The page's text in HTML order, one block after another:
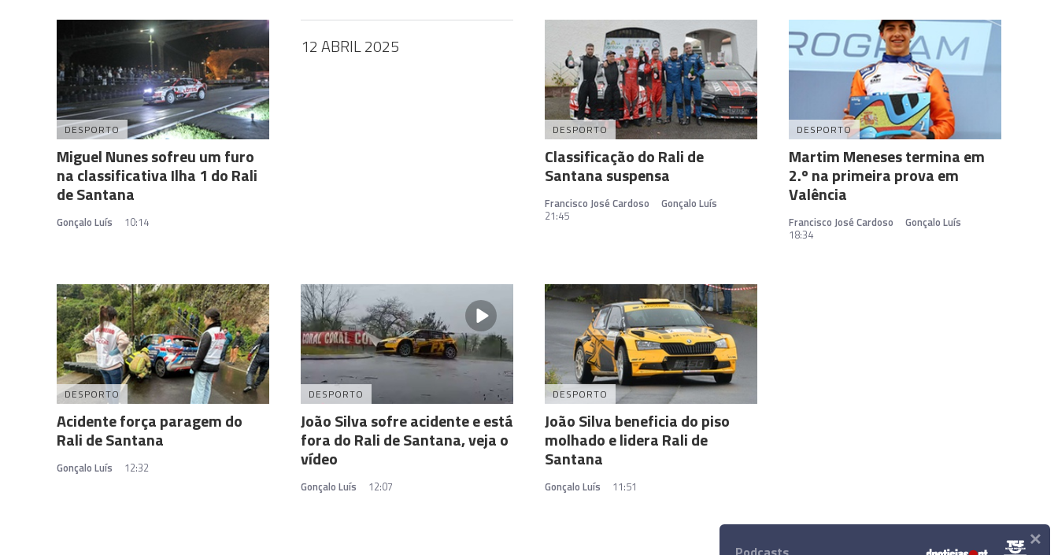
DESPORTO
Miguel Nunes sofreu um furo
na classificativa Ilha 1 do Rali
de Santana
Gonçalo Luís 10:14
12 ABRIL 2025
DESPORTO
Classificação do Rali de
Santana suspensa
Francisco José Cardoso
Gonçalo Luís
21:45
DESPORTO
Martim Meneses termina em
2.º na primeira prova em
Valência
Francisco José Cardoso
Gonçalo Luís
18:34
DESPORTO
Acidente força paragem do
Rali de Santana
Gonçalo Luís 12:32
DESPORTO
João Silva sofre acidente e está
fora do Rali de Santana, veja o
vídeo
Gonçalo Luís 12:07
DESPORTO
João Silva beneficia do piso
molhado e lidera Rali de
Santana
Gonçalo Luís 11:51
×